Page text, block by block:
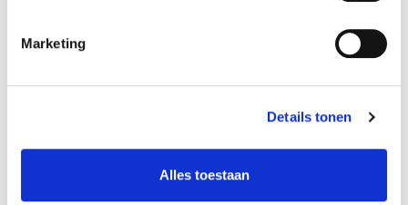
Marketing
Details tonen
Alles toestaan
(za/zo).
Extra info over uw voertuig of afspraak (optioneel)